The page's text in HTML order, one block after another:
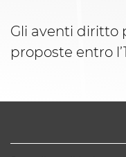
Gli aventi diritto
proposte entro